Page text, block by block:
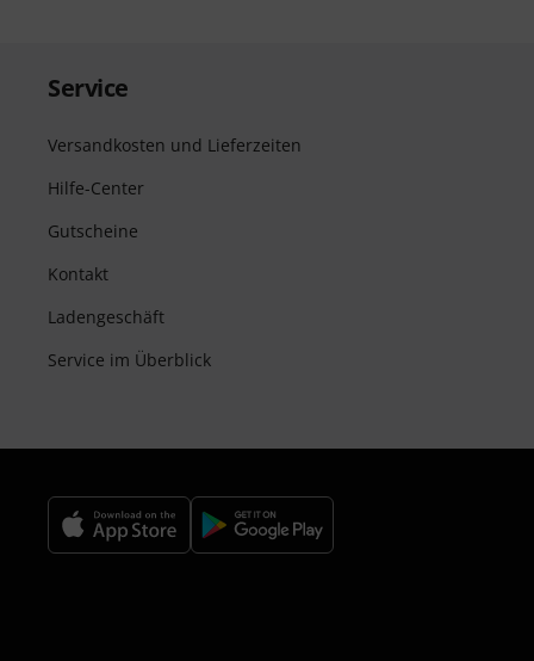
Service
Versandkosten und Lieferzeiten
Hilfe-Center
Gutscheine
Kontakt
Ladengeschäft
Service im Überblick